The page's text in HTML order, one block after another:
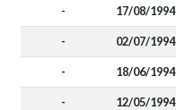
- 17/08/1994
- 02/07/1994
- 18/06/1994
- 12/05/1994